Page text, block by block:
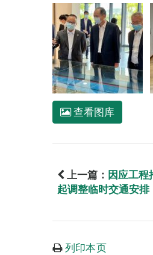
查看图库
上一篇： 因应工程
起调整临时交通安排
列印本页